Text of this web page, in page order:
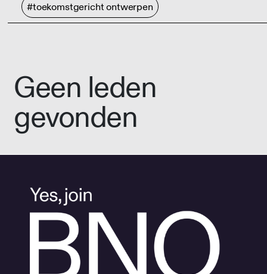
#toekomstgericht ontwerpen
Geen leden
gevonden